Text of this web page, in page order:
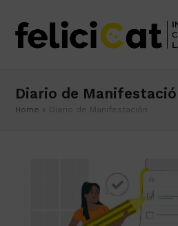
Diario de
Home » Diario de Manifestación